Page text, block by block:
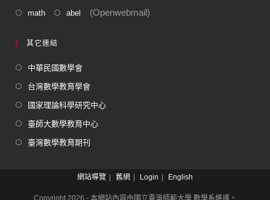
math abel (Openwebmail)
其它連結
中華民國數學會
台灣數學教育學會
國家理論科學研究中心
臺師大數學教育中心
臺灣數學教育期刊
網站導覽 舊網 Login English
Copyright 2026 - 本網站內容由國立臺灣師範大學 數學系維護。